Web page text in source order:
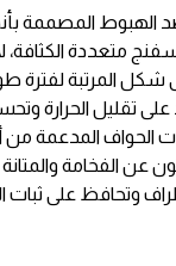
ضد الهبوط
متعددة الكثافة،
المرتبة لفترة
على تقليل الحرارة
الحواف المدعمة من
عن الفخامة
وتحافظ على ثبات